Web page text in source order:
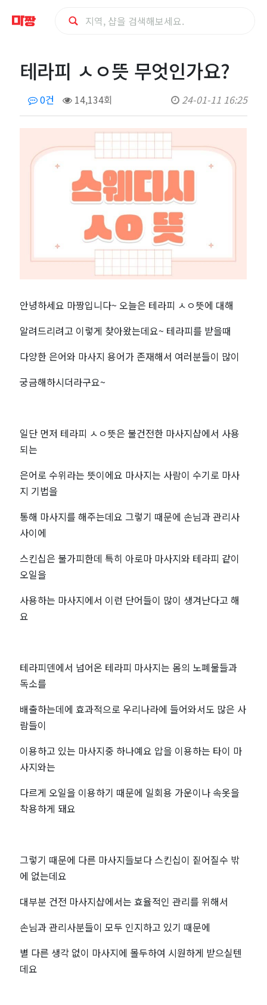
테
라
피
인
가
요?
보
공
유
테라피 ㅅㅇ뜻 무엇인가요?
0건 14,134회 24-01-11 16:25
안녕하세요 마짱입니다~ 오늘은 테라피 ㅅㅇ뜻에 대해
알려드리려고 이렇게 찾아왔는데요~ 테라피를 받을때
다양한 은어와 마사지 용어가 존재해서 여러분들이 많이
궁금해하시더라구요~
일단 먼저 테라피 ㅅㅇ뜻은 불건전한 마사지샵에서 사용
되는
은어로 수위라는 뜻이에요 마사지는 사람이 수기로 마사
지 기법을
통해 마사지를 해주는데요 그렇기 때문에 손님과 관리사
사이에
스킨십은 불가피한데 특히 아로마 마사지와 테라피 같이
오일을
사용하는 마사지에서 이런 단어들이 많이 생겨난다고 해
요
테라피덴에서 넘어온 테라피 마사지는 몸의 노폐물들과
독소를
배출하는데에 효과적으로 우리나라에 들어와서도 많은 사
람들이
이용하고 있는 마사지중 하나예요 압을 이용하는 타이 마
사지와는
다르게 오일을 이용하기 때문에 일회용 가운이나 속옷을
착용하게 돼요
그렇기 때문에 다른 마사지들보다 스킨십이 짙어질수 밖
에 없는데요
대부분 건전 마사지샵에서는 효율적인 관리를 위해서
손님과 관리사분들이 모두 인지하고 있기 때문에
별 다른 생각 없이 마사지에 몰두하여 시원하게 받으실텐
데요